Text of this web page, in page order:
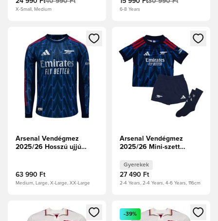
X-Small, Medium 6-8 Years
Megnyit egy modált a bejelentkezéshez vagy a tagként
Arsenal Vendégmez
2025/26 Hosszú ujjú
63 990 Ft
Medium, Large, X-Large, XX-Large
Megnyit egy modált a
Arsenal Vendégmez
2025/26 Mini-szett
Gyerekek
27 490 Ft
2-4 Years, 2-4 Years, 4-6 Years, 116cm
Megnyit egy modált a bejelentkezéshez vagy a tagként
Megnyit egy modált a
-39%